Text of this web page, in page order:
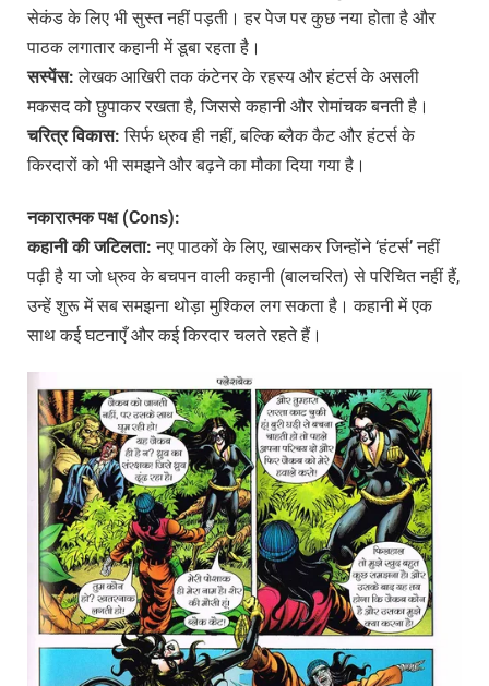
सेकंड के लिए भी सुस्त नहीं पड़ती। हर पेज पर कुछ नया होता है और
पाठक लगातार कहानी में डूबा रहता है।
सस्पेंस: लेखक आखिरी तक कंटेनर के रहस्य और हंटर्स के असली
मकसद को छुपाकर रखता है, जिससे कहानी और रोमांचक बनती है।
चरित्र विकास: सिर्फ ध्रुव ही नहीं, बल्कि ब्लैक कैट और हंटर्स के
किरदारों को भी समझने और बढ़ने का मौका दिया गया है।
नकारात्मक पक्ष (Cons):
कहानी की जटिलता: नए पाठकों के लिए, खासकर जिन्होंने ‘हंटर्स’ नहीं
पढ़ी है या जो ध्रुव के बचपन वाली कहानी (बालचरित) से परिचित नहीं हैं,
उन्हें शुरू में सब समझना थोड़ा मुश्किल लग सकता है। कहानी में एक
साथ कई घटनाएँ और कई किरदार चलते रहते हैं।